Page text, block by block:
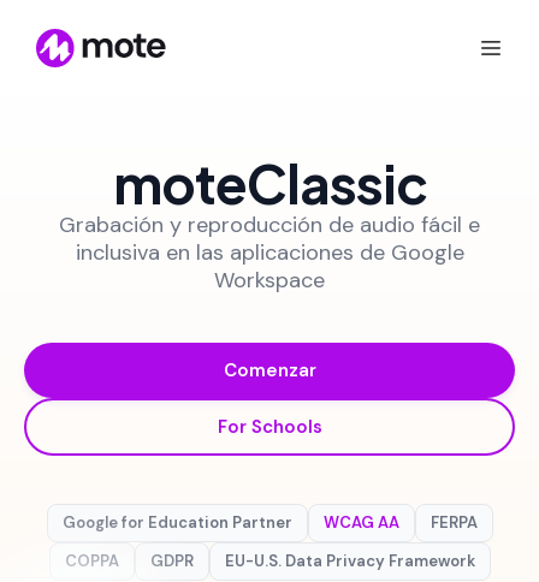
moteClassic
Grabación y reproducción de audio fácil e
inclusiva en las aplicaciones de Google
Workspace
Comenzar
For Schools
Google for Education Partner WCAG AA
FERPA
COPPA
GDPR EU-U.S. Data Privacy Framework